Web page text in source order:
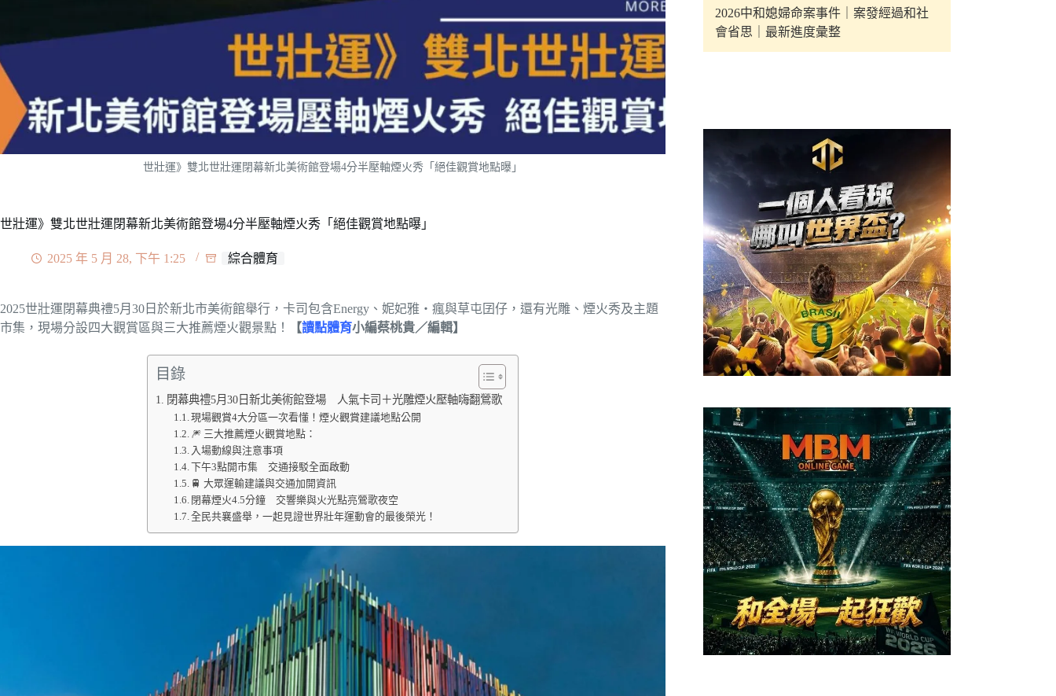
世壯運》雙北世壯運閉幕新北美術館登場4分半壓軸煙火秀「絕佳觀賞地點曝」
世壯運》雙北世壯運閉幕新北美術館登場4分半壓軸煙火秀「絕佳觀賞地點曝」
2025 年 5 月 28, 下午 1:25 綜合體育
2025世壯運閉幕典禮5月30日於新北市美術館舉行，卡司包含Energy、妮妃雅・瘋與草屯囝仔，還有光雕、煙火秀及主題
市集，現場分設四大觀賞區與三大推薦煙火觀景點！
【讀點體育小編蔡桃貴／編輯】
目錄
閉幕典禮5月30日新北美術館登場 人氣卡司＋光雕煙火壓軸嗨翻鶯歌
現場觀賞4大分區一次看懂！煙火觀賞建議地點公開
🎆 三大推薦煙火觀賞地點：
入場動線與注意事項
下午3點開市集 交通接駁全面啟動
🚆 大眾運輸建議與交通加開資訊
閉幕煙火4.5分鐘 交響樂與火光點亮鶯歌夜空
全民共襄盛舉，一起見證世界壯年運動會的最後榮光！
2026中和媳婦命案事件｜案發經過和社
會省思｜最新進度彙整